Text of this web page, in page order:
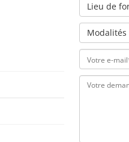
Lieu de
Modalités